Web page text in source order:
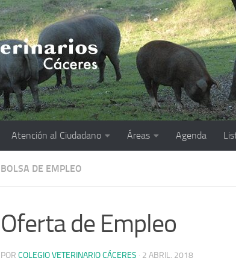
Atención al Ciudadano Áreas Agenda
BOLSA DE EMPLEO
Oferta de Empleo
POR COLEGIO VETERINARIO CÁCERES · 2 ABRIL, 2018